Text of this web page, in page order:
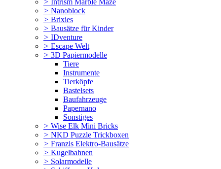
> Intrism Marble Maze
> Nanoblock
> Brixies
> Bausätze für Kinder
> IDventure
> Escape Welt
> 3D Papiermodelle
Tiere
Instrumente
Tierköpfe
Bastelsets
Baufahrzeuge
Papernano
Sonstiges
> Wise Elk Mini Bricks
> NKD Puzzle Trickboxen
> Franzis Elektro-Bausätze
> Kugelbahnen
> Solarmodelle